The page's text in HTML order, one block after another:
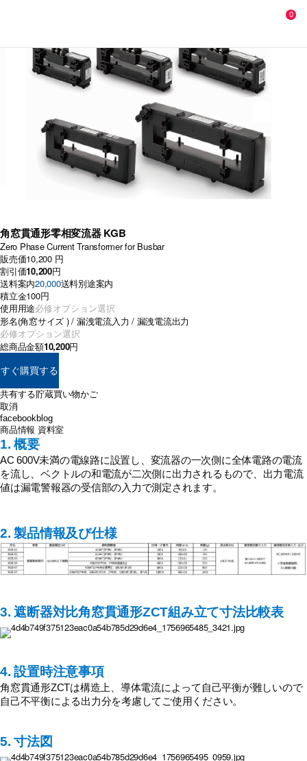
0
角窓貫通形零相変流器 KGB
Zero Phase Current Transformer for Busbar
販売価10,200 円
割引価10,200円
送料案内20,000送料別途案内
積立金100円
使用用途
形名(角窓サイズ ) / 漏洩電流入力 / 漏洩電流出力
総商品金額10,200円
すぐ購買する
共有する貯蔵買い物かご
取消
facebook blog
商品情報 資料室
1. 概要
AC 600V未満の電線路に設置し、変流器の一次側に全体電路の電流
を流し、ベクトルの和電流が二次側に出力されるもので、出力電流
値は漏電警報器の受信部の入力で測定されます。
2. 製品情報及び仕様
3. 遮断器対比角窓貫通形ZCT組み立て寸法比較表
4. 設置時注意事項
角窓貫通形ZCTは構造上、導体電流によって自己平衡が難しいので
自己不平衡による出力分を考慮してご使用ください。
5. 寸法図